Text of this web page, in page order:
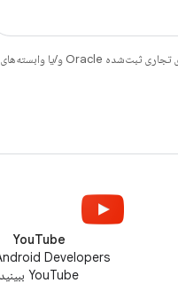
هستند. جاوا و OpenJDK علامت‌های تجاری یا علامت‌های تجاری ثبت‌شده Oracle و/یا وابسته‌های
YouTube
YouTube ببینید